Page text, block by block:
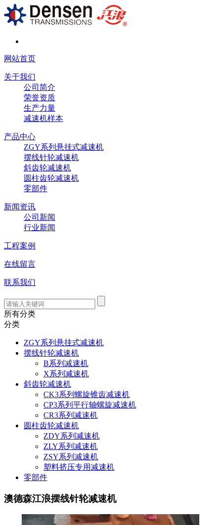
网站首页
关于我们
公司简介
荣誉资质
生产力量
减速机样本
产品中心
ZGY系列悬挂式减速机
摆线针轮减速机
斜齿轮减速机
圆柱齿轮减速机
零部件
新闻资讯
公司新闻
行业新闻
工程案例
在线留言
联系我们
所有分类
分类
ZGY系列悬挂式减速机
摆线针轮减速机
B系列减速机
X系列减速机
斜齿轮减速机
CK3系列螺旋锥齿减速机
CP3系列平行轴螺旋减速机
CR3系列减速机
圆柱齿轮减速机
ZDY系列减速机
ZLY系列减速机
ZSY系列减速机
塑料挤压专用减速机
零部件
澳德森江浪摆线针轮减速机